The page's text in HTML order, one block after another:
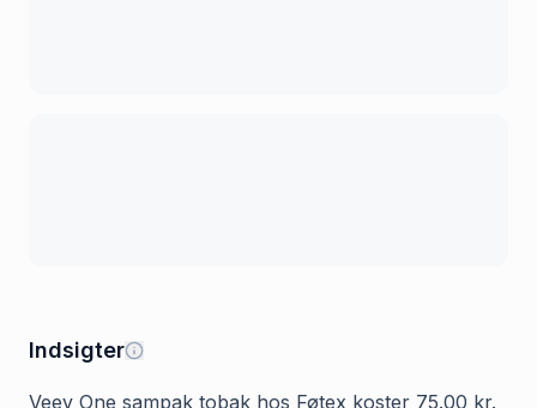
Indsigter
Veev One sampak tobak hos Føtex koster 75.00 kr.